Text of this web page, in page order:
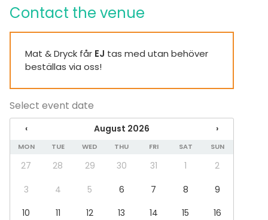
Equipment
Whiteboard / Flip chart
Note-taking material
Event types
Party
Wedding
Dinner / Lunch
Meeting
Conference / Seminar
Business / Corporate Event
Team building / Recreation
Contact the venue
Mat & Dryck får EJ tas med utan behöver
beställas via oss!
Select event date
‹ August 2026 ›
MON TUE WED THU FRI SAT SUN
27 28 29 30 31 1
2
3
4 5 6 7 8
9
10
11 12 13 14 15
16